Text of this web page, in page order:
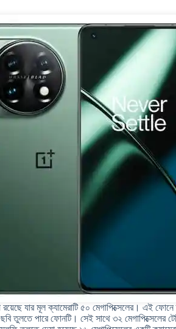
যার মূল ক্যামেরাটি ৫০ মেগাপিক্সেলের। এই
তুলতে পারে ফোনটি। সেই সাথে ৩২ মেগাপিক্সেলের